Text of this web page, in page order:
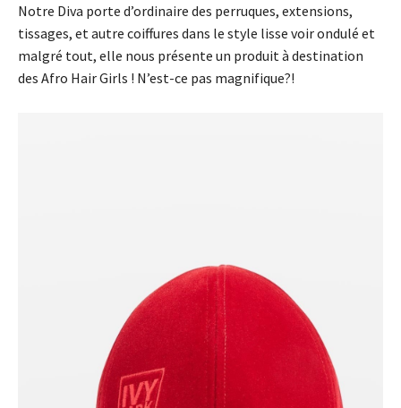
Notre Diva porte d’ordinaire des perruques, extensions,
tissages, et autre coiffures dans le style lisse voir ondulé et
malgré tout, elle nous présente un produit à destination
des Afro Hair Girls ! N’est-ce pas magnifique?!